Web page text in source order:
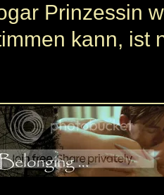
Prinzessin
kann, ist